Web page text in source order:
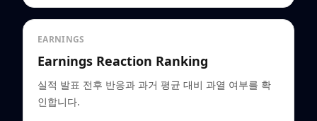
EARNINGS
Earnings Reaction Ranking
실적 발표 전후 반응과 과거 평균 대비 과열 여부를 확
인합니다.